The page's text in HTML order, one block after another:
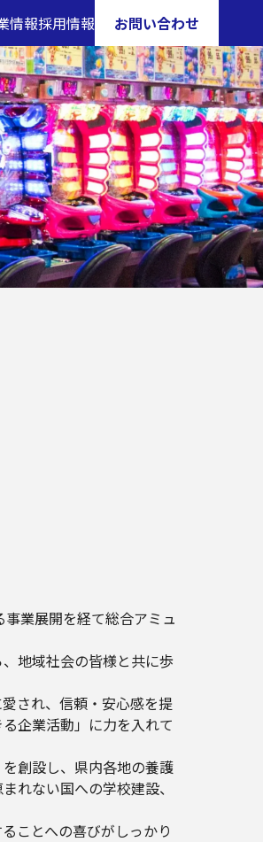
情報採用情報 お問い合わせ
業展開を経て総合アミュ
地域社会の皆様と共に歩
され、信頼・安心感を提
企業活動」に力を入れて
創設し、県内各地の養護
れない国への学校建設、
ことへの喜びがしっかり